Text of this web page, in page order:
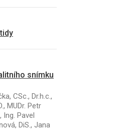
snímku
CSc., Dr.h.c.,
MUDr. Petr
Ing. Pavel
DiS., Jana